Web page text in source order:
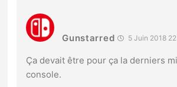
Gunstarred 5 Juin 2018
Ça devait être pour ça la derniers
console.